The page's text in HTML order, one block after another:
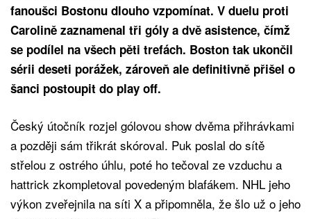
fanoušci Bostonu dlouho vzpomínat. V duelu proti
Carolině zaznamenal tři góly a dvě asistence, čímž
se podílel na všech pěti trefách. Boston tak ukončil
sérii deseti porážek, zároveň ale definitivně přišel o
šanci postoupit do play off.
Český útočník rozjel gólovou show dvěma přihrávkami
a později sám třikrát skóroval. Puk poslal do sítě
střelou z ostrého úhlu, poté ho tečoval ze vzduchu a
hattrick zkompletoval povedeným blafákem. NHL jeho
výkon zveřejnila na síti X a připomněla, že šlo už o jeho